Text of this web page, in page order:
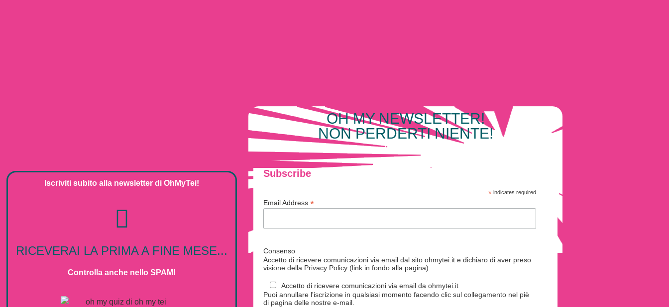
Iscriviti subito alla newsletter diOhMyTei!
RICEVERAI LA PRIMA A FINE MESE...
Controlla anche nello SPAM!
OH MY NEWSLETTER!
NON PERDERTI NIENTE!
Subscribe
* indicates required
Email Address*
Consenso
Accetto di ricevere comunicazioni via email dal sito ohmytei.it e dichiaro di aver preso
visione della Privacy Policy (link in fondo alla pagina)
Accetto di ricevere comunicazioni via email da ohmytei.it
Puoi annullare l'iscrizione in qualsiasi momento facendo clic sul collegamento nel piè
di pagina delle nostre e-mail.